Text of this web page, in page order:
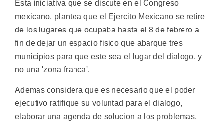
Esta iniciativa que se discute en el Congreso
mexicano, plantea que el Ejercito Mexicano se retire
de los lugares que ocupaba hasta el 8 de febrero a
fin de dejar un espacio fisico que abarque tres
municipios para que este sea el lugar del dialogo, y
no una 'zona franca'.
Ademas considera que es necesario que el poder
ejecutivo ratifique su voluntad para el dialogo,
elaborar una agenda de solucion a los problemas,